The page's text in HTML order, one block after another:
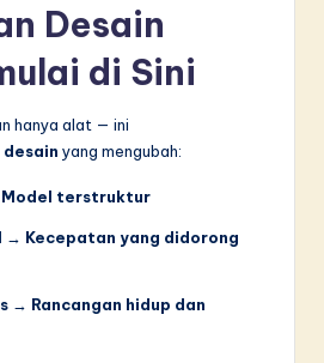
Desain
di Sini
hanya alat — ini
yang mengubah:
Model terstruktur
→ Kecepatan yang didorong
→ Rancangan hidup dan